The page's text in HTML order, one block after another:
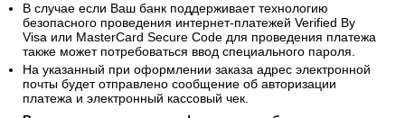
В случае если Ваш банк поддерживает технологию
безопасного проведения интернет-платежей Verified By
Visa или MasterCard Secure Code для проведения платежа
также может потребоваться ввод специального пароля.
На указанный при оформлении заказа адрес электронной
почты будет отправлено сообщение об авторизации
платежа и электронный кассовый чек.